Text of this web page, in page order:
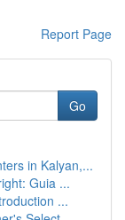
Report Page
Go
in Kalyan,...
Guia ...
...